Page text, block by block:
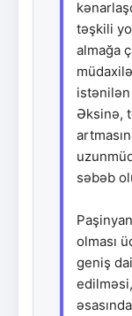
təşkili
almağa
istənilən
Əksinə,
səbəb
olması
geniş
edilməsi,